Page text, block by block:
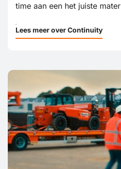
time aan een het juiste
Lees meer over Continuity